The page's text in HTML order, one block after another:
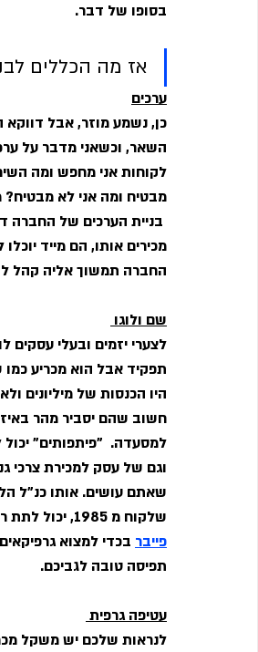
בסופו של דבר.
אז מה הכללים
ערכים
כן, נשמע מוזר, אבל דווקא
השאר, וכשאני מדבר על
לקוחות אני מחפש ומה
מבטיח ומה אני לא מבטיח?
בניית הערכים של
מכירים אותו, הם מייד
החברה תמשוך אליה קהל
שם ולוגו
לצערי יזמים ובעלי עסקים
תפקיד אבל הוא מכריע
היו הכנסות של מיליונים
חשוב שהם יסביר מהר
למסעדה.  "פיתפותים"
וגם של עסק למכירת צרכי
שאתם עושים. אותו כנ"ל
שלקוח מ 1985, יכול לתת רושם שהעסק או החברה שלכם אינן מקצוענים מספיק, לכן כדאי להשתמש בכלים כמו
פייבר
תפיסה טובה לגביכם.
עטיפה גרפית
לנראות שלכם יש משקל